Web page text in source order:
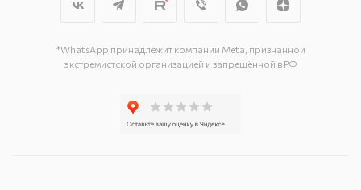
г. Подольск, ул. Станционная, д. 11
*WhatsApp принадлежит компании Meta, признанной
экстремистской организацией и запрещённой в РФ